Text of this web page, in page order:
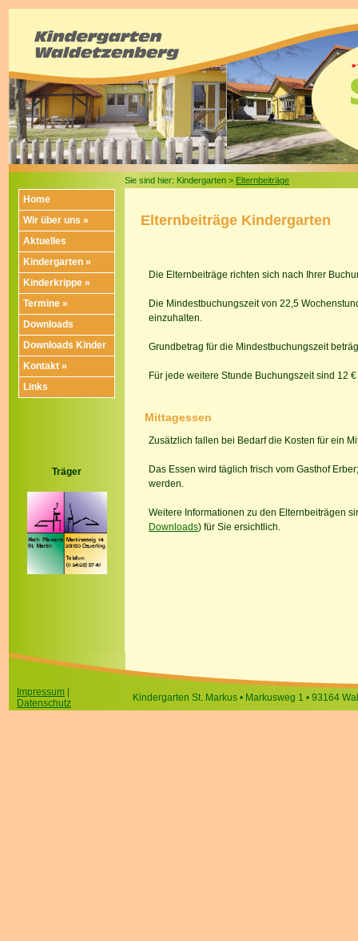
Home
Wir über uns »
Aktuelles
Kindergarten »
Kinderkrippe »
Termine »
Downloads
Downloads Kinder
Kontakt »
Links
Träger
Sie sind hier: Kindergarten > Elternbeiträge
Elternbeiträge Kindergarten
Die Elternbeiträge richten sich nach Ihrer
Die Mindestbuchungszeit von 22,5
einzuhalten.
Grundbetrag für die Mindestbuchungszeit
Für jede weitere Stunde Buchungszeit sind 12
Mittagessen
Zusätzlich fallen bei Bedarf die Kosten für ein
Das Essen wird täglich frisch vom Gasthof
werden.
Weitere Informationen zu den Elternbeiträgen
Downloads) für Sie ersichtlich.
Impressum
Datenschutz
Kindergarten St. Markus • Markusweg 1 • 93164